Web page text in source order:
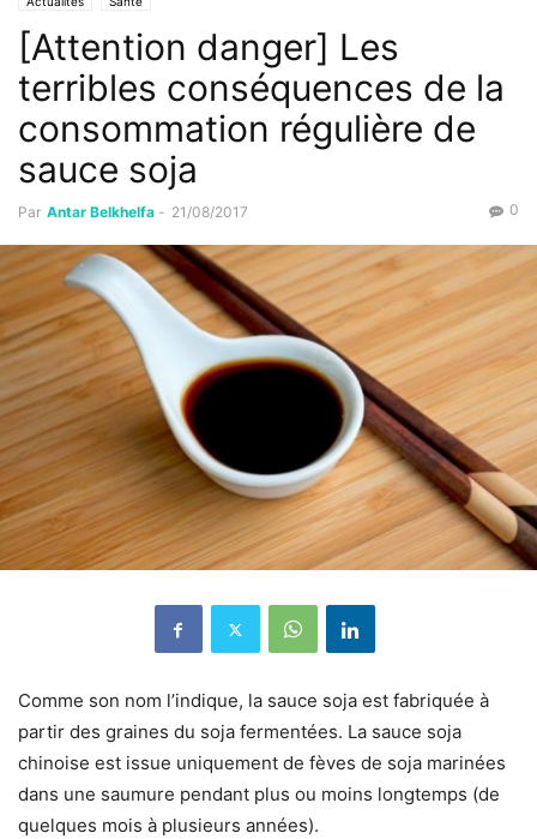
[Attention danger] Les
terribles conséquences de la
consommation régulière de
sauce soja
Par Antar Belkhelfa - 21/08/2017 0
Comme son nom l’indique, la sauce soja est fabriquée à
partir des graines du soja fermentées. La sauce soja
chinoise est issue uniquement de fèves de soja marinées
dans une saumure pendant plus ou moins longtemps (de
quelques mois à plusieurs années).